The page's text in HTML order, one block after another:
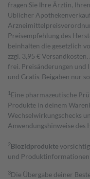
fragen Sie Ihre Ärztin,
Üblicher
Preisempfehlung des
beinhalten die gesetzlich
zzgl. 3,95 €
frei. Preisänderungen
und Gratis-Beigaben nur
1 Eine pharmazeutische
Produkte in deinem
Wechselwirkungschecks
Anwendungshinweise des
2Biozidprodukte
und Produktinformationen
3Die Übergabe deiner